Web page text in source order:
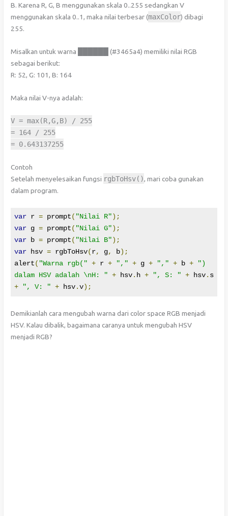
B. Karena R, G, B menggunakan skala 0..255 sedangkan V
menggunakan skala 0..1, maka nilai terbesar (maxColor) dibagi
255.
Misalkan untuk warna ██████ (#3465a4) memiliki nilai RGB
sebagai berikut:
R: 52, G: 101, B: 164
Maka nilai V-nya adalah:
V= max(R,G, B) /
255
= 164 /
255
= 0.643137255
Contoh
Setelah menyelesaikan fungsi rgbToHsv(), mari coba gunakan
dalam program.
var r = prompt ( "Nilai R" );
var g = prompt ( "Nilai G" );
var b = prompt ( "Nilai B" );
var hsv = rgbToHsv( r, g, b);
alert ( "Warna rgb(" + r + "," + g + "," + b +
")
dalam HSV adalah \nH: " + hsv. h + ", S: " + hsv.
s
+
", V: " + hsv. v);
Demikianlah cara mengubah warna dari color space RGB menjadi
HSV. Kalau dibalik, bagaimana caranya untuk mengubah HSV
menjadi RGB?